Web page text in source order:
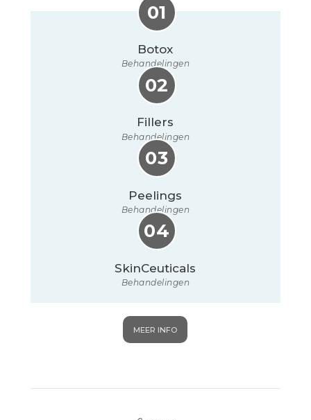
01
01
Botox
Behandelingen
02
02
Fillers
Behandelingen
03
03
Peelings
Behandelingen
04
04
SkinCeuticals
Behandelingen
MEER INFO